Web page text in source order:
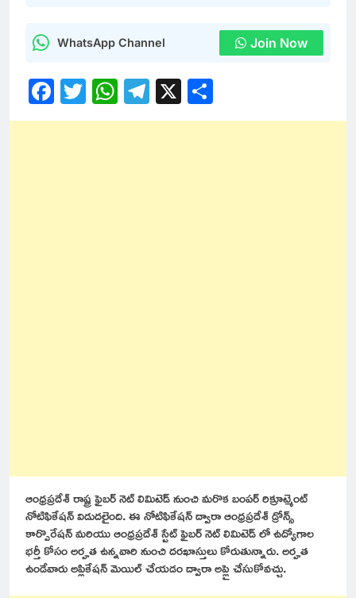
WhatsApp Channel Join Now
Facebook
Twitter
WhatsApp
Telegram
X
ఆంధ్రప్రదేశ్ రాష్ట్ర ఫైబర్ నెట్ లిమిటెడ్ నుంచి మరొక బంపర్ రిక్రూట్మెంట్
నోటిఫికేషన్ విడుదలైంది. ఈ నోటిఫికేషన్ ద్వారా ఆంధ్రప్రదేశ్ డ్రోన్స్
కార్పొరేషన్ మరియు ఆంధ్రప్రదేశ్ స్టేట్ ఫైబర్ నెట్ లిమిటెడ్ లో ఉద్యోగాల
భర్తీ కోసం అర్హత ఉన్నవారి నుంచి దరఖాస్తులు కోరుతున్నారు. అర్హత
ఉండేవారు అప్లికేషన్ మెయిల్ చేయడం ద్వారా అప్లై చేసుకోవచ్చు.